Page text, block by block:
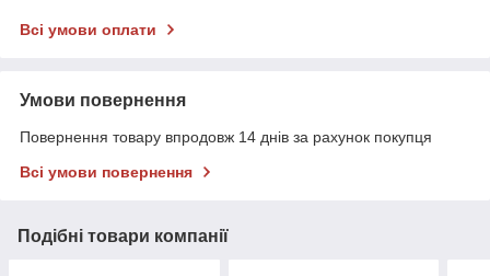
Всі умови оплати
Умови повернення
Повернення товару впродовж 14 днів за рахунок покупця
Всі умови повернення
Подібні товари компанії